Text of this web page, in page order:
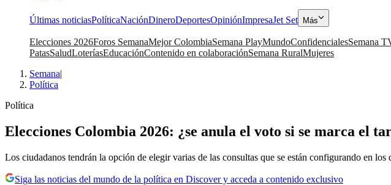
Últimas noticiasPolíticaNaciónDineroDeportesOpiniónImpresaJet Set Más
Elecciones 2026Foros SemanaMejor ColombiaSemana PlayMundoConfidencialesSemana
PatasSaludLoteríasEducaciónContenido en colaboraciónSemana RuralMujeres
Semana|
Política
Política
Elecciones Colombia 2026: ¿se anula el voto si se marca el
Los ciudadanos tendrán la opción de elegir varias de las consultas que se están configurando en los
Siga las noticias del mundo de la política en Discover y acceda a contenido exclusivo